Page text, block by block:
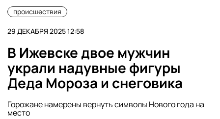
происшествия
29 ДЕКАБРЯ 2025 12:58
В Ижевске двое мужчин
украли надувные фигуры
Деда Мороза и снеговика
Горожане намерены вернуть символы Нового года на
место